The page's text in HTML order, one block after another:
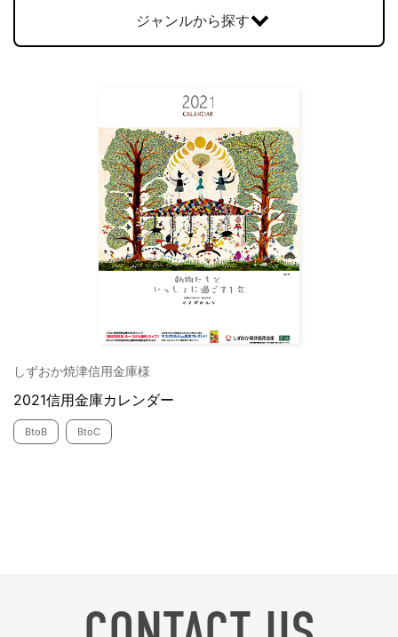
ジャンルから探す
しずおか焼津信用金庫様
2021信用金庫カレンダー
BtoB BtoC